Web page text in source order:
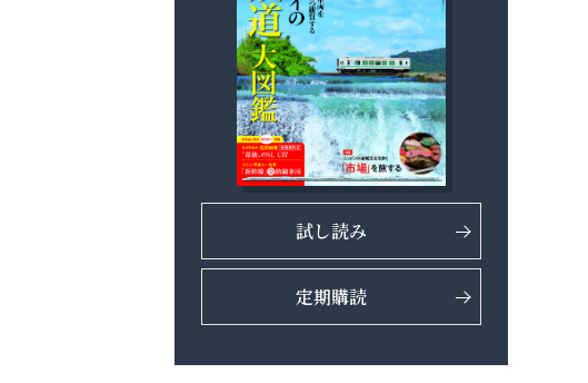
試し読み
定期購読